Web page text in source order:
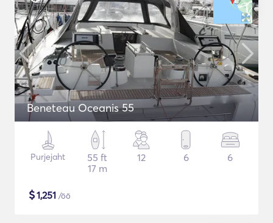
Beneteau Oceanis 55
Purjejaht
55 ft
17 m
12 6 6
$1,251 /öö